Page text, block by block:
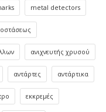
metal detectors
ανιχνευτής χρυσού
αντάρτες αντάρτικα
εκκρεμές